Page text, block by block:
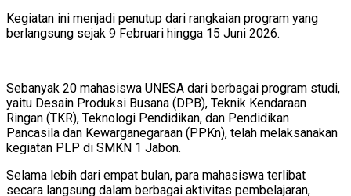
Kegiatan ini menjadi penutup dari rangkaian program yang
berlangsung sejak 9 Februari hingga 15 Juni 2026.
Sebanyak 20 mahasiswa UNESA dari berbagai program studi,
yaitu Desain Produksi Busana (DPB), Teknik Kendaraan
Ringan (TKR), Teknologi Pendidikan, dan Pendidikan
Pancasila dan Kewarganegaraan (PPKn), telah melaksanakan
kegiatan PLP di SMKN 1 Jabon.
Selama lebih dari empat bulan, para mahasiswa terlibat
secara langsung dalam berbagai aktivitas pembelajaran,